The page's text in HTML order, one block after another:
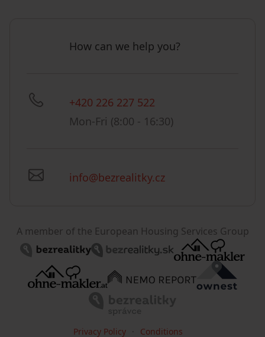
How can we help you?
+420 226 227 522
Mon-Fri (8:00 - 16:30)
info@bezrealitky.cz
A member of the European Housing Services Group
Privacy Policy Conditions